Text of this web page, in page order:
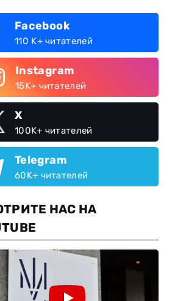
Facebook
110 K+ читателей
Instagram
15K+ читателей
X
100K+ читателей
Telegram
60K+ читателей
НАС НА